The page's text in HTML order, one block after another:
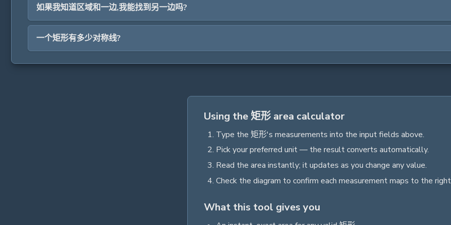
如果我知道区域和一边,我能找到另一边吗?
一个矩形有多少对称线?
Using the 矩形 area calculator
Type the 矩形's measurements into the input fields above.
Pick your preferred unit — the result converts automatically.
Read the area instantly; it updates as you change any value.
Check the diagram to confirm each measurement maps to the
What this tool gives you